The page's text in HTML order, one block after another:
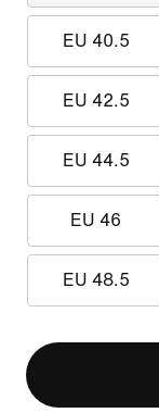
EU 40.5
EU 42.5
EU 44.5
EU 46
EU 48.5